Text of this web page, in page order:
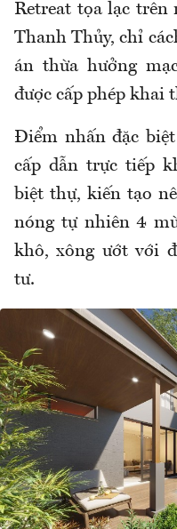
Retreat tọa lạc
Thanh Thủy, chỉ
án thừa hưởng
được cấp phép khai
Điểm nhấn đặc
cấp dẫn trực tiếp
biệt thự, kiến tạo
nóng tự nhiên 4
khô, xông ướt với
tư.